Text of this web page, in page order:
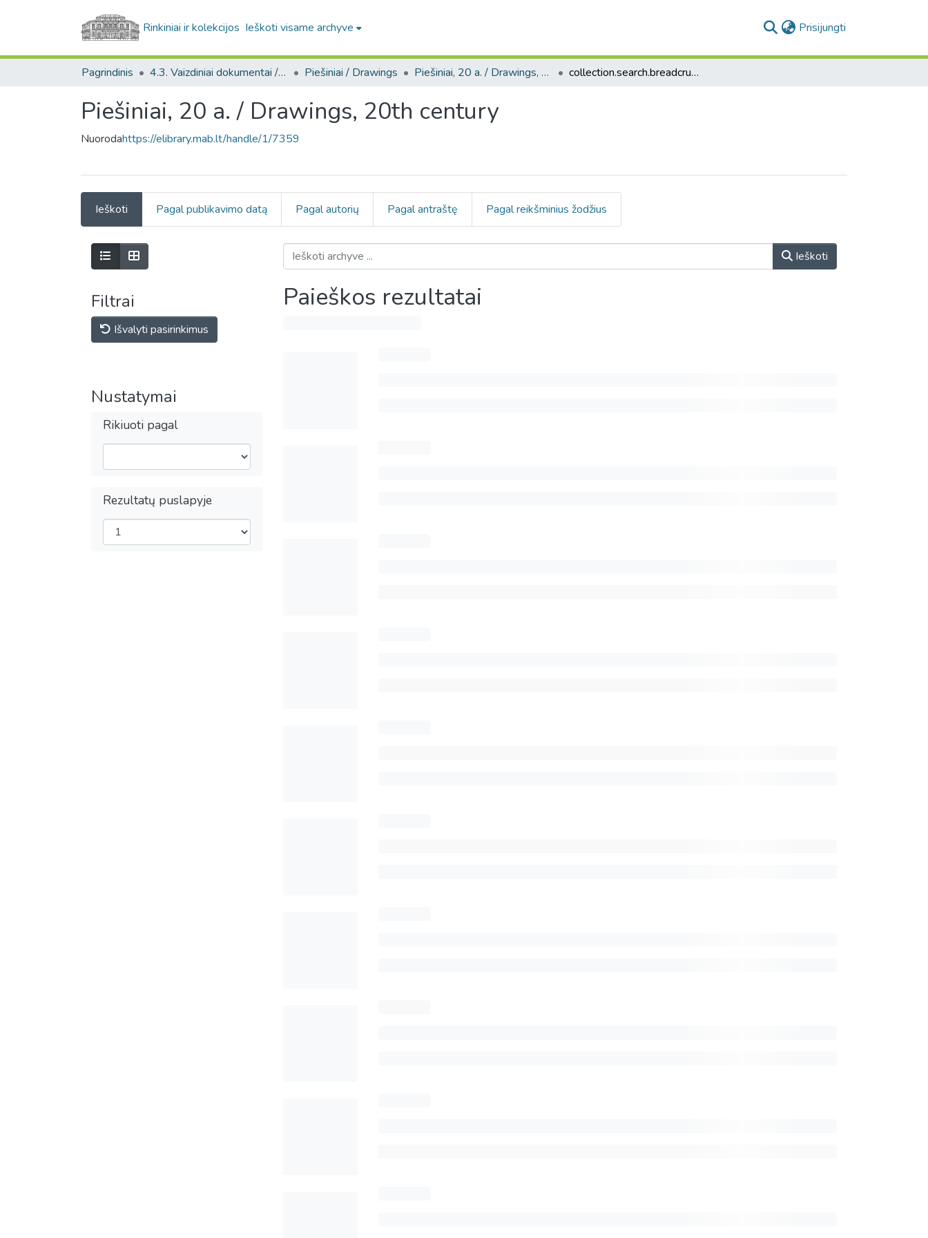
Rinkiniai ir kolekcijos Ieškoti visame archyve Prisijungti
Pagrindinis 4.3. Vaizdiniai dokumentai / Visual documents Piešiniai / Drawings Piešiniai, 20 a. / Drawings, 20th century collection.search.breadcrumbs
Piešiniai, 20 a. / Drawings, 20th century
Nuorodahttps://elibrary.mab.lt/handle/1/7359
Ieškoti Pagal publikavimo datą Pagal autorių Pagal antraštę Pagal reikšminius žodžius
Filtrai
Išvalyti pasirinkimus
Nustatymai
Rikiuoti pagal
Rezultatų puslapyje
Ieškoti
Paieškos rezultatai